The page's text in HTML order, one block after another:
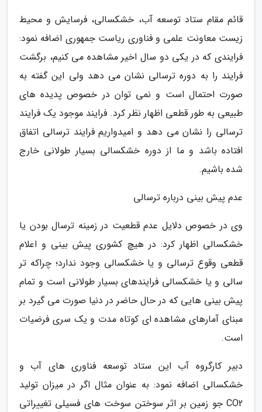
قائم مقام ستاد توسعه آب، خشکسالی، فرسایش و محیط
زیست معاونت علمی و فناوری ریاست جمهوری اضافه نمود:
فرایندی که در یکی دو سال اخیر مشاهده می کنیم، برگشت
فرایند را به دوره ترسالی نشان می دهد ولی این گفته به
صورت احتمال است و نمی توان در خصوص پدیده های
طبیعی به طور قطعی اظهار نظر کرد. فرایند موجود یک فرایند
ترسالی را نشان می دهد و امیدواریم فرایند ترسالی اتفاق
افتاده باشد و ما از دوره خشکسالی بسیار طولانی خارج
شده باشیم.
عدم پیش بینی درباره ترسالی
وی در خصوص دلایل عدم قطعیت در زمینه ترسال بودن یا
خشکسالی اظهار کرد: در هیچ کشوری پیش بینی و اعلام
قطعی وقوع ترسالی و یا خشکسالی وجود ندارد؛ چراکه تر
سالی و یا خشکسالی فرایندهای بسیار طولانی است و تمام
پیش بینی هایی که در حال حاضر در دنیا صورت می گیرد بر
مبنای آمارهای مشاهده ای کوتاه مدت و یک سری فرضیات
است.
دبیر کارگروه آب این ستاد توسعه فناوری های آب و
خشکسالی اضافه نمود: به عنوان مثال اگر در میزان تولید
CO2 جو زمین بر اثر سوختن سوخت های فسیلی تغییراتی